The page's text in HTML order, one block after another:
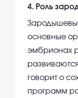
4. Роль
основные
эмбрионах
говорит о
программ